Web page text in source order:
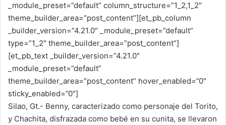
_module_preset=”default” column_structure=”1_2,1_2″
theme_builder_area=”post_content”][et_pb_column
_builder_version=”4.21.0″ _module_preset=”default”
type=”1_2″ theme_builder_area=”post_content”]
[et_pb_text _builder_version=”4.21.0″
_module_preset=”default”
theme_builder_area=”post_content” hover_enabled=”0″
sticky_enabled=”0″]
Silao, Gt.- Benny, caracterizado como personaje del Torito,
y Chachita, disfrazada como bebé en su cunita, se llevaron